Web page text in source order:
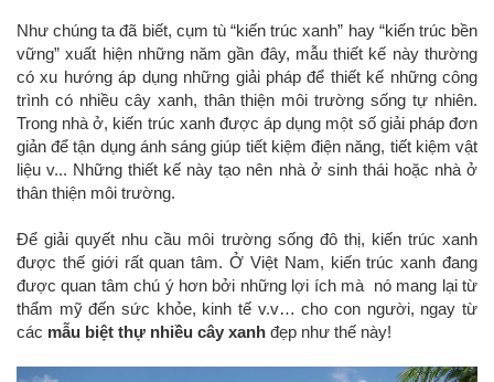
Như chúng ta đã biết, cụm tù “kiến trúc xanh” hay “kiến trúc bền
vững” xuất hiện những năm gần đây, mẫu thiết kế này thường
có xu hướng áp dụng những giải pháp để thiết kế những công
trình có nhiều cây xanh, thân thiện môi trường sống tự nhiên.
Trong nhà ở, kiến trúc xanh được áp dụng một số giải pháp đơn
giản để tận dụng ánh sáng giúp tiết kiệm điện năng, tiết kiệm vật
liệu v... Những thiết kế này tạo nên nhà ở sinh thái hoặc nhà ở
thân thiện môi trường.
Để giải quyết nhu cầu môi trường sống đô thị, kiến trúc xanh
được thế giới rất quan tâm. Ở Việt Nam, kiến trúc xanh đang
được quan tâm chú ý hơn bởi những lợi ích mà nó mang lại từ
thẩm mỹ đến sức khỏe, kinh tế v.v… cho con người, ngay từ
các mẫu biệt thự nhiều cây xanh đẹp như thế này!